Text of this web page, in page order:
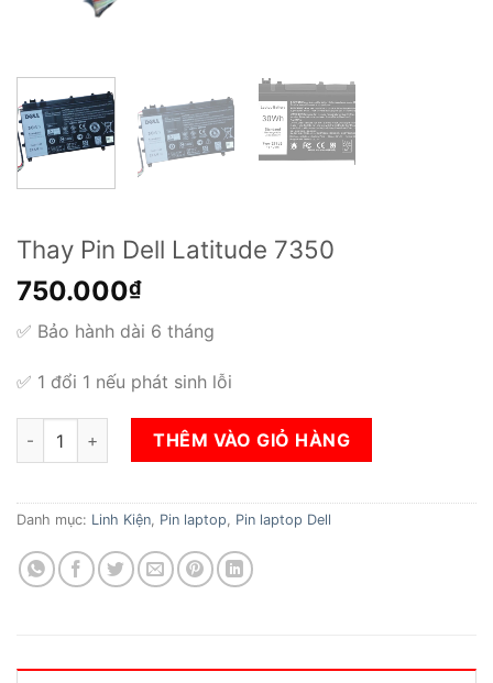
Thay Pin Dell Latitude 7350
750.000₫
✅ Bảo hành dài 6 tháng
✅ 1 đổi 1 nếu phát sinh lỗi
Thay Pin Dell Latitude 7350 số lượng
THÊM VÀO GIỎ HÀNG
Danh mục: Linh Kiện, Pin laptop, Pin laptop Dell